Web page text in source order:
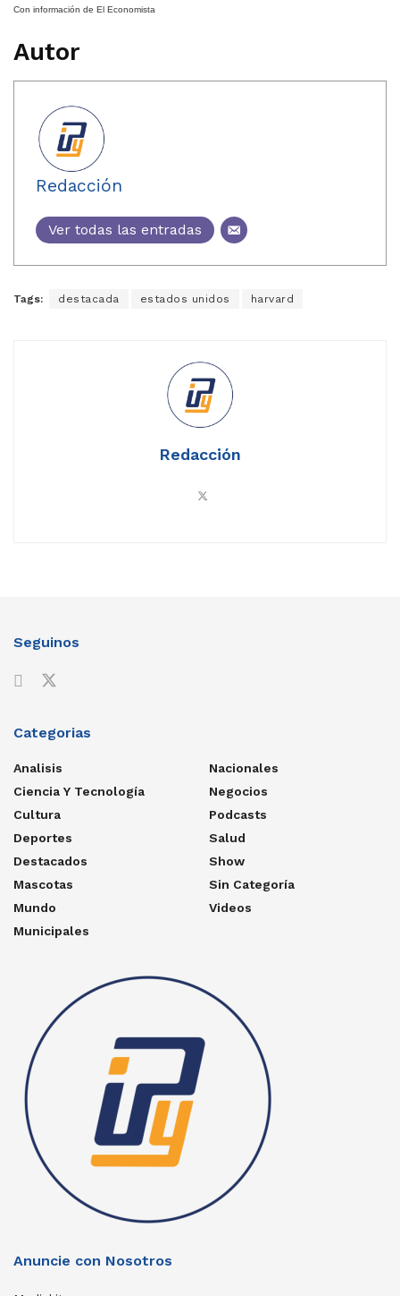
Con información de El Economista
Autor
Redacción
Ver todas las entradas
Tags: destacada estados unidos harvard
Redacción
Seguinos
Categorias
Analisis
Ciencia Y Tecnología
Cultura
Deportes
Destacados
Mascotas
Mundo
Municipales
Nacionales
Negocios
Podcasts
Salud
Show
Sin Categoría
Videos
Anuncie con Nosotros